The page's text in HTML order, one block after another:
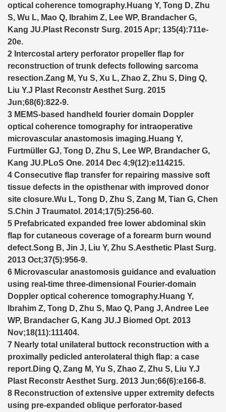
optical coherence tomography.Huang Y, Tong D, Zhu
S, Wu L, Mao Q, Ibrahim Z, Lee WP, Brandacher G,
Kang JU.Plast Reconstr Surg. 2015 Apr; 135(4):711e-
20e.
2 Intercostal artery perforator propeller flap for
reconstruction of trunk defects following sarcoma
resection.Zang M, Yu S, Xu L, Zhao Z, Zhu S, Ding Q,
Liu Y.J Plast Reconstr Aesthet Surg. 2015
Jun;68(6):822-9.
3 MEMS-based handheld fourier domain Doppler
optical coherence tomography for intraoperative
microvascular anastomosis imaging.Huang Y,
Furtmüller GJ, Tong D, Zhu S, Lee WP, Brandacher G,
Kang JU.PLoS One. 2014 Dec 4;9(12):e114215.
4 Consecutive flap transfer for repairing massive soft
tissue defects in the opisthenar with improved donor
site closure.Wu L, Tong D, Zhu S, Zang M, Tian G, Chen
S.Chin J Traumatol. 2014;17(5):256-60.
5 Prefabricated expanded free lower abdominal skin
flap for cutaneous coverage of a forearm burn wound
defect.Song B, Jin J, Liu Y, Zhu S.Aesthetic Plast Surg.
2013 Oct;37(5):956-9.
6 Microvascular anastomosis guidance and evaluation
using real-time three-dimensional Fourier-domain
Doppler optical coherence tomography.Huang Y,
Ibrahim Z, Tong D, Zhu S, Mao Q, Pang J, Andree Lee
WP, Brandacher G, Kang JU.J Biomed Opt. 2013
Nov;18(11):111404.
7 Nearly total unilateral buttock reconstruction with a
proximally pedicled anterolateral thigh flap: a case
report.Ding Q, Zang M, Yu S, Zhao Z, Zhu S, Liu Y.J
Plast Reconstr Aesthet Surg. 2013 Jun;66(6):e166-8.
8 Reconstruction of extensive upper extremity defects
using pre-expanded oblique perforator-based